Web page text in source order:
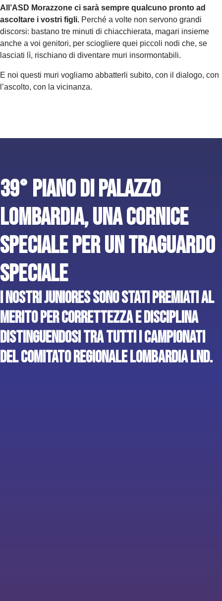
All’ASD Morazzone ci sarà sempre qualcuno pronto ad
ascoltare i vostri figli. Perché a volte non servono grandi
discorsi: bastano tre minuti di chiacchierata, magari insieme
anche a voi genitori, per sciogliere quei piccoli nodi che, se
lasciati lì, rischiano di diventare muri insormontabili.
E noi questi muri vogliamo abbatterli subito, con il dialogo, con
l’ascolto, con la vicinanza.
39° piano di Palazzo
Lombardia, una cornice
speciale per un traguardo
speciale
I nostri Juniores sono stati premiati al
merito per correttezza e disciplina
distinguendosi tra tutti i campionati
del Comitato Regionale Lombardia LND.